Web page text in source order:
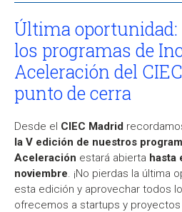
Última oportunidad:
los programas de
Aceleración del
punto de cerra
Desde el CIEC Madrid
la V edición de nuestros
Aceleración estará abierta hasta
noviembre. ¡No pierdas la última
esta edición y aprovechar todos
ofrecemos a startups y proyectos